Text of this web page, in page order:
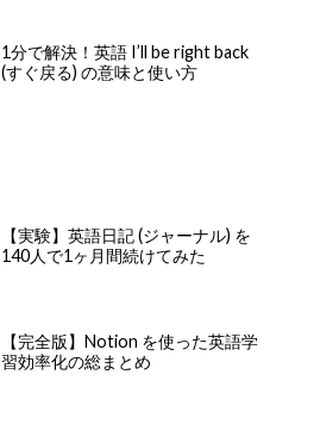
1分で解決！英語 I’ll be right back
(すぐ戻る) の意味と使い方
【実験】英語日記 (ジャーナル) を
140人で1ヶ月間続けてみた
【完全版】Notion を使った英語学
習効率化の総まとめ